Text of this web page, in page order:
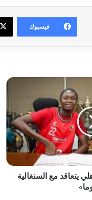
فيسبوك
يتعاقد مع السنغالية